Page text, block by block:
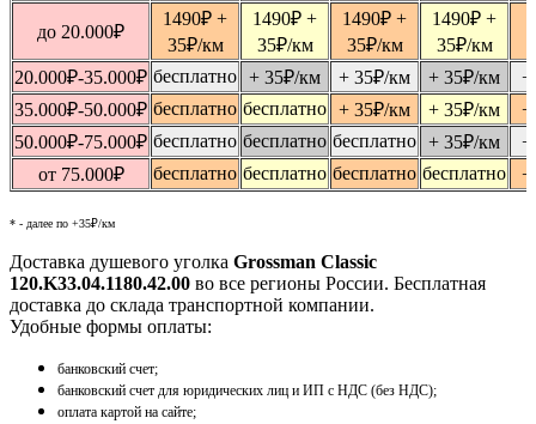
до 20.000₽
1490₽ +
35₽/км
1490₽ +
35₽/км
1490₽ +
35₽/км
1490₽ +
35₽/км
20.000₽-35.000₽ бесплатно + 35₽/км + 35₽/км + 35₽/км
+
35.000₽-50.000₽ бесплатно бесплатно + 35₽/км + 35₽/км
+
50.000₽-75.000₽ бесплатно бесплатно бесплатно + 35₽/км
+
от 75.000₽ бесплатно бесплатно бесплатно бесплатно +
* - далее по +35₽/км
Доставка душевого уголка Grossman Classic
120.K33.04.1180.42.00 во все регионы России. Бесплатная
доставка до склада транспортной компании.
Удобные формы оплаты:
банковский счет;
банковский счет для юридических лиц и ИП с НДС (без НДС);
оплата картой на сайте;